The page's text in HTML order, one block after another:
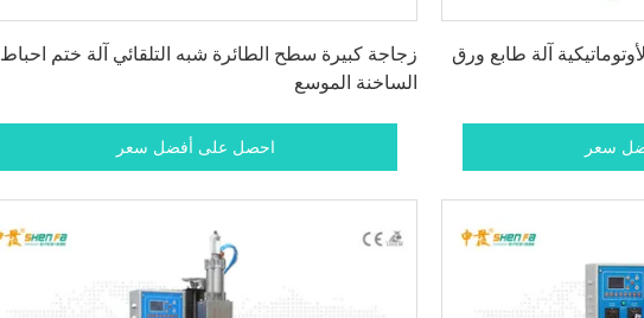
آلة طابع ورق
سعر
زجاجة كبيرة سطح الطائرة شبه التلقائي آلة ختم احباط
الساخنة الموسع
احصل على أفضل سعر